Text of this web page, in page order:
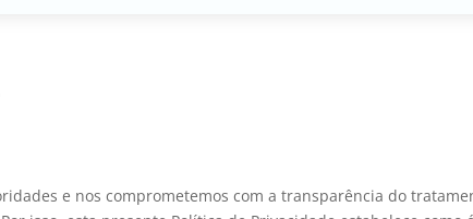
e nos comprometemos com a transparência do